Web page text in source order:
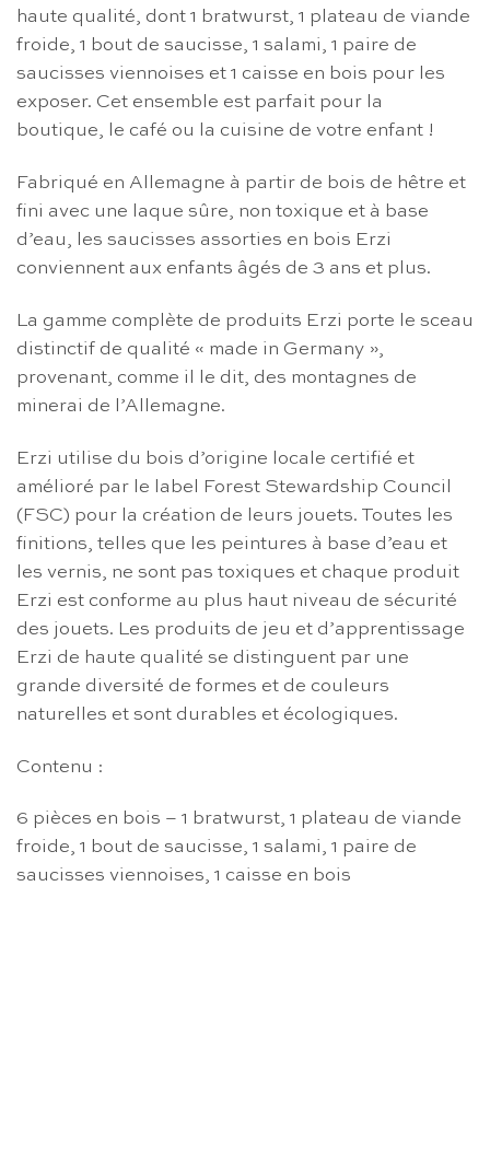
haute qualité, dont 1 bratwurst, 1 plateau de viande
froide, 1 bout de saucisse, 1 salami, 1 paire de
saucisses viennoises et 1 caisse en bois pour les
exposer. Cet ensemble est parfait pour la
boutique, le café ou la cuisine de votre enfant !
Fabriqué en Allemagne à partir de bois de hêtre et
fini avec une laque sûre, non toxique et à base
d’eau, les saucisses assorties en bois Erzi
conviennent aux enfants âgés de 3 ans et plus.
La gamme complète de produits Erzi porte le sceau
distinctif de qualité « made in Germany »,
provenant, comme il le dit, des montagnes de
minerai de l’Allemagne.
Erzi utilise du bois d’origine locale certifié et
amélioré par le label Forest Stewardship Council
(FSC) pour la création de leurs jouets. Toutes les
finitions, telles que les peintures à base d’eau et
les vernis, ne sont pas toxiques et chaque produit
Erzi est conforme au plus haut niveau de sécurité
des jouets. Les produits de jeu et d’apprentissage
Erzi de haute qualité se distinguent par une
grande diversité de formes et de couleurs
naturelles et sont durables et écologiques.
Contenu :
6 pièces en bois – 1 bratwurst, 1 plateau de viande
froide, 1 bout de saucisse, 1 salami, 1 paire de
saucisses viennoises, 1 caisse en bois